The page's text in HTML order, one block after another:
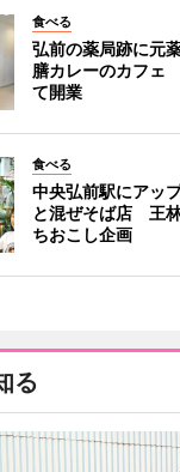
食べる
弘前の薬局跡に元
膳カレーのカフェ
て開業
食べる
中央弘前駅にアッ
と混ぜそば店 王
ちおこし企画
る